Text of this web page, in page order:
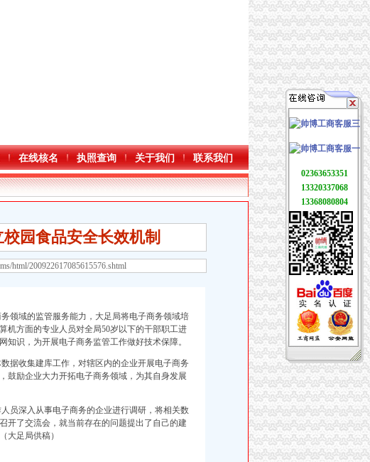
在线核名 执照查询 关于我们 联系我们
园食品安全长效机制
html/200922617085615576.shtml
领域的监管服务能力，大足局将电子商务领域培
机方面的专业人员对全局50岁以下的干部职工进
识，为开展电子商务监管工作做好技术保障。
据收集建库工作，对辖区内的企业开展电子商务
鼓励企业大力开拓电子商务领域，为其自身发展
员深入从事电子商务的企业进行调研，将相关数
开了交流会，就当前存在的问题提出了自己的建
大足局供稿）
02363653351
13320337068
13368080804